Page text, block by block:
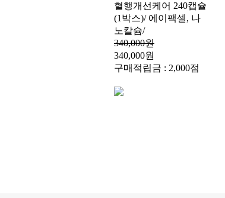
혈행개선케어 240캡슐
(1박스)/ 에이팩셀, 나
노칼슘/
340,000원
340,000원
구매적립금 : 2,000점